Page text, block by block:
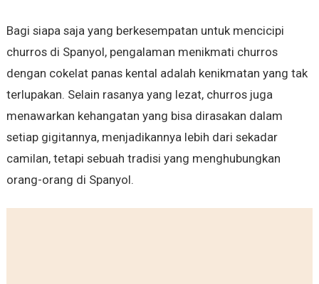
Bagi siapa saja yang berkesempatan untuk mencicipi
churros di Spanyol, pengalaman menikmati churros
dengan cokelat panas kental adalah kenikmatan yang tak
terlupakan. Selain rasanya yang lezat, churros juga
menawarkan kehangatan yang bisa dirasakan dalam
setiap gigitannya, menjadikannya lebih dari sekadar
camilan, tetapi sebuah tradisi yang menghubungkan
orang-orang di Spanyol.